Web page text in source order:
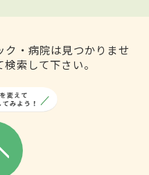
・病院は見つかりませ
索して下さい。